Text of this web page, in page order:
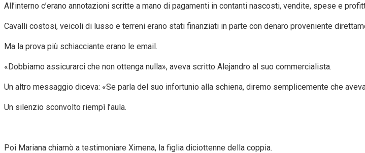
All’interno c’erano annotazioni scritte a mano di pagamenti in contanti nascosti, vendite, spese e
Cavalli costosi, veicoli di lusso e terreni erano stati finanziati in parte con denaro proveniente
Ma la prova più schiacciante erano le email.
«Dobbiamo assicurarci che non ottenga nulla», aveva scritto Alejandro al suo commercialista.
Un altro messaggio diceva: «Se parla del suo infortunio alla schiena, diremo semplicemente che
Un silenzio sconvolto riempì l’aula.
Poi Mariana chiamò a testimoniare Ximena, la figlia diciottenne della coppia.